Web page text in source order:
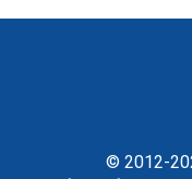
© 2012-